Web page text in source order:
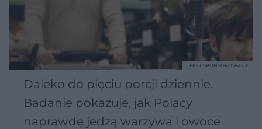
Daleko do pięciu porcji dziennie.
Badanie pokazuje, jak Polacy
naprawdę jedzą warzywa i owoce
TEKST SPONSOROWANY